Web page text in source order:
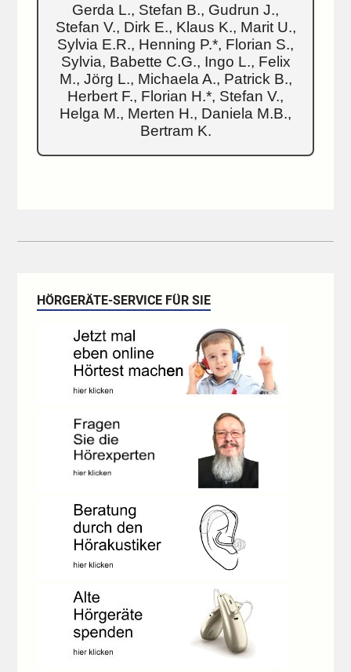
Gerda L., Stefan B., Gudrun J.,
Stefan V., Dirk E., Klaus K., Marit U.,
Sylvia E.R., Henning P.*, Florian S.,
Sylvia, Babette C.G., Ingo L., Felix
M., Jörg L., Michaela A., Patrick B.,
Herbert F., Florian H.*, Stefan V.,
Helga M., Merten H., Daniela M.B.,
Bertram K.
HÖRGERÄTE-SERVICE FÜR SIE